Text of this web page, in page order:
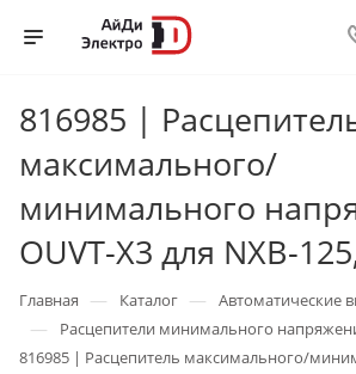
816985 |
максимального/
минимального
OUVT-X3 для NXB-
Главная — Каталог — Автоматические
— Расцепители минимального
816985 | Расцепитель максимального/